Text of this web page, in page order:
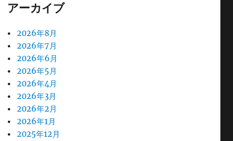
アーカイブ
2026年8月
2026年7月
2026年6月
2026年5月
2026年4月
2026年3月
2026年2月
2026年1月
2025年12月